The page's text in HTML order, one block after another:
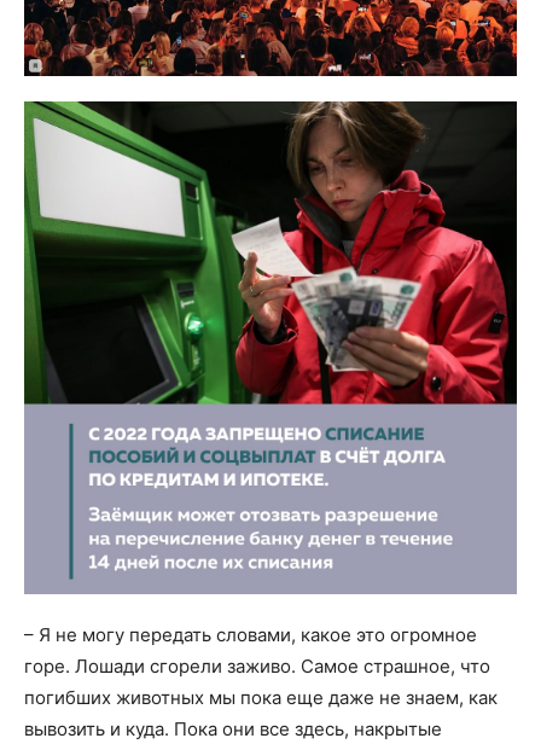
– Я не могу передать словами, какое это огромное
горе. Лошади сгорели заживо. Самое страшное, что
погибших животных мы пока еще даже не знаем, как
вывозить и куда. Пока они все здесь, накрытые